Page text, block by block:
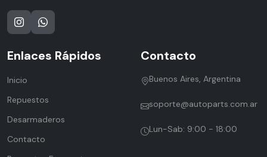
Enlaces Rápidos
Inicio
Repuestos
Desarmaderos
Contacto
Contacto
Buenos Aires, Argentina
soporte@autoparts.com.ar
Lun-Sab: 9:00 - 18:00